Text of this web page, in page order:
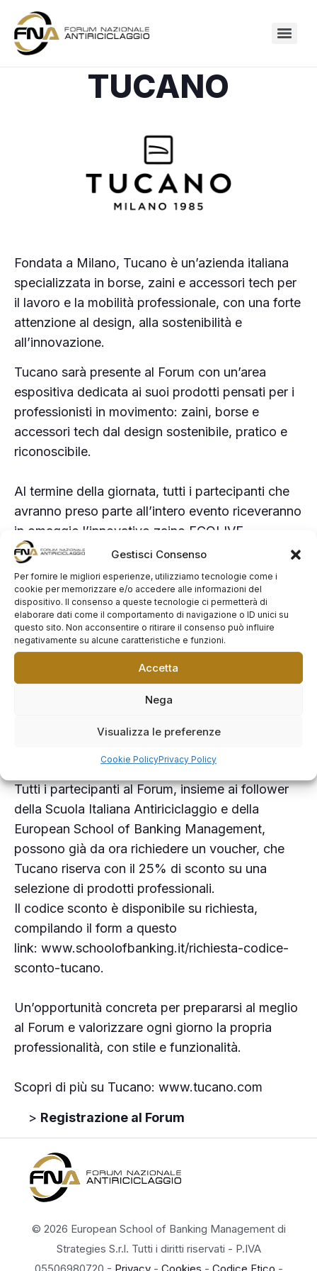
Gestisci Consenso
Per fornire le migliori esperienze, utilizziamo tecnologie come i
cookie per memorizzare e/o accedere alle informazioni del
dispositivo. Il consenso a queste tecnologie ci permetterà di
elaborare dati come il comportamento di navigazione o ID unici su
questo sito. Non acconsentire o ritirare il consenso può influire
negativamente su alcune caratteristiche e funzioni.
Accetta
Nega
Visualizza le preferenze
Cookie PolicyPrivacy Policy
TUCANO
Fondata a Milano, Tucano è un’azienda italiana
specializzata in borse, zaini e accessori tech per
il lavoro e la mobilità professionale, con una forte
attenzione al design, alla sostenibilità e
all’innovazione.
Tucano sarà presente al Forum con un’area
espositiva dedicata ai suoi prodotti pensati per i
professionisti in movimento: zaini, borse e
accessori tech dal design sostenibile, pratico e
riconoscibile.
Al termine della giornata, tutti i partecipanti che
avranno preso parte all’intero evento riceveranno
in omaggio l’innovativo zaino ECOLIVE,
realizzato in materiale riciclato e firmato Tucano.
Non è un semplice gadget, ma un
riconoscimento concreto per chi sceglie di
partecipare con impegno fino alla fine.
Per ritirarlo sarà necessario aver seguito tutti i
lavori del Forum fino alla chiusura.
Un segno di gratitudine, ma anche un simbolo del
Antiriciclaggio attribuiscono alla partecipazione
attiva e consapevole.
Sconto esclusivo già attivo
Tutti i partecipanti al Forum, insieme ai follower
della Scuola Italiana Antiriciclaggio e della
European School of Banking Management,
possono già da ora richiedere un voucher, che
Tucano riserva con il 25% di sconto su una
selezione di prodotti professionali.
Il codice sconto è disponibile su richiesta,
compilando il form a questo
link: www.schoolofbanking.it/richiesta-codice-
sconto-tucano.
Un’opportunità concreta per prepararsi al meglio
al Forum e valorizzare ogni giorno la propria
professionalità, con stile e funzionalità.
Scopri di più su Tucano: www.tucano.com
> Registrazione al Forum
© 2026 European School of Banking Management di
Strategies S.r.l. Tutti i diritti riservati - P.IVA